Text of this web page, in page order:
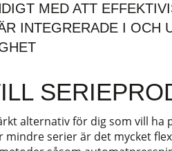
MED ATT
INTEGRERADE I OCH
alternativ för dig som vill ha
mindre serier är det mycket